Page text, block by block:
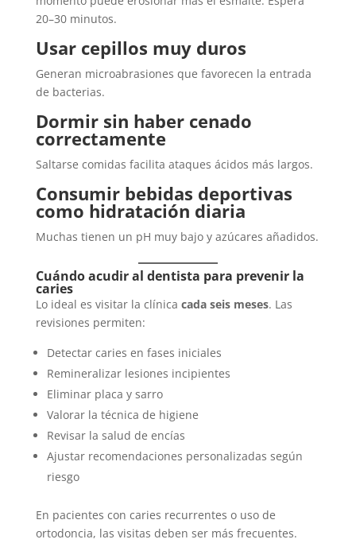
20–30 minutos.
Usar cepillos muy duros
Generan microabrasiones que favorecen la entrada
de bacterias.
Dormir sin haber cenado
correctamente
Saltarse comidas facilita ataques ácidos más largos.
Consumir bebidas deportivas
como hidratación diaria
Muchas tienen un pH muy bajo y azúcares añadidos.
Cuándo acudir al dentista para prevenir la
caries
Lo ideal es visitar la clínica cada seis meses. Las
revisiones permiten:
Detectar caries en fases iniciales
Remineralizar lesiones incipientes
Eliminar placa y sarro
Valorar la técnica de higiene
Revisar la salud de encías
Ajustar recomendaciones personalizadas según
riesgo
En pacientes con caries recurrentes o uso de
ortodoncia, las visitas deben ser más frecuentes.